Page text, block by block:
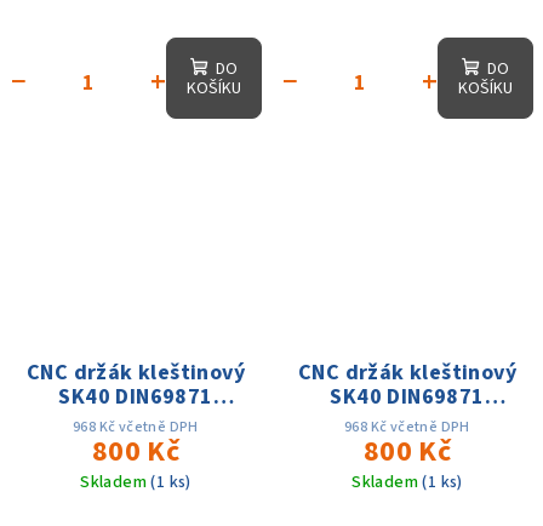
+
−
DO
KOŠÍKU
+
−
DO
KOŠÍKU
CNC držák kleštinový
SK40 DIN69871
ER16x100,D-22mm,
AD, 25 tis. otáček,
přes. 0.003
968 Kč včetně DPH
800 Kč
Skladem(1 ks)
CNC držák kleštinový
SK40 DIN69871
ER25x100,D1-35mm,
AD, 25 tis. otáček,
přes. 0.003
968 Kč včetně DPH
800 Kč
Skladem(1 ks)